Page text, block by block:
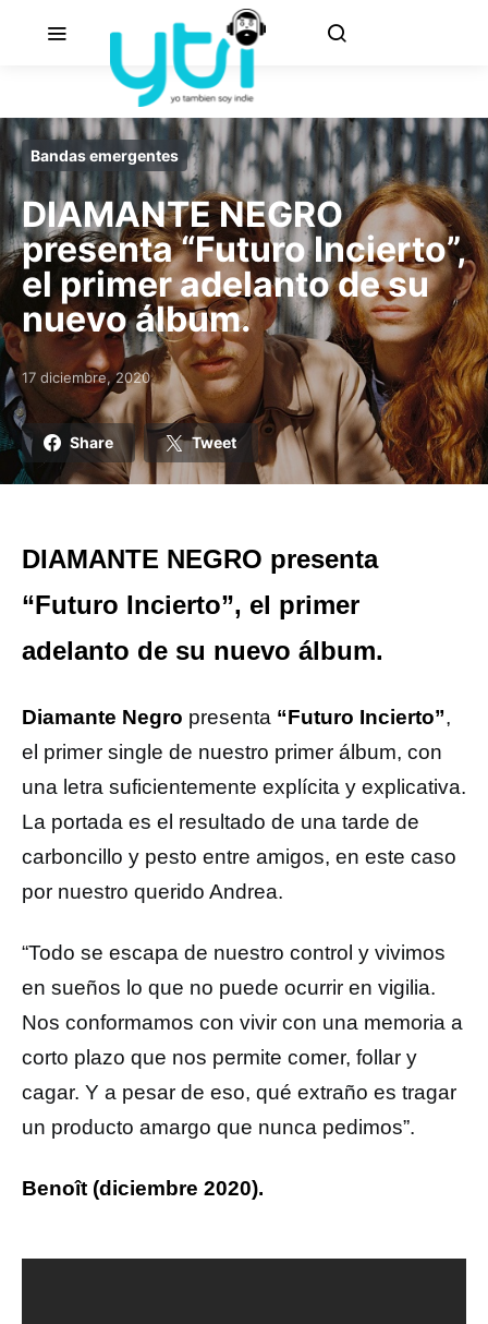
Bandas emergentes
DIAMANTE NEGRO
presenta “Futuro Incierto”,
el primer adelanto de su
nuevo álbum.
Posted on
17 diciembre, 2020
Share Tweet
DIAMANTE NEGRO presenta
“Futuro Incierto”, el primer
adelanto de su nuevo álbum.
Diamante Negro presenta “Futuro Incierto”,
el primer single de nuestro primer álbum, con
una letra suficientemente explícita y explicativa.
La portada es el resultado de una tarde de
carboncillo y pesto entre amigos, en este caso
por nuestro querido Andrea.
“Todo se escapa de nuestro control y vivimos
en sueños lo que no puede ocurrir en vigilia.
Nos conformamos con vivir con una memoria a
corto plazo que nos permite comer, follar y
cagar. Y a pesar de eso, qué extraño es tragar
un producto amargo que nunca pedimos”.
Benoît (diciembre 2020).